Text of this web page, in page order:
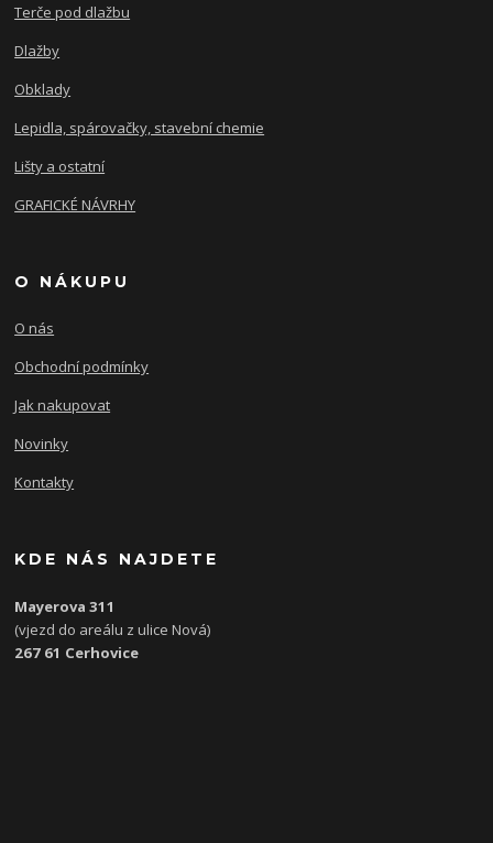
Terče pod dlažbu
Dlažby
Obklady
Lepidla, spárovačky, stavební chemie
Lišty a ostatní
GRAFICKÉ NÁVRHY
O NÁKUPU
O nás
Obchodní podmínky
Jak nakupovat
Novinky
Kontakty
KDE NÁS NAJDETE
Mayerova 311
(vjezd do areálu z ulice Nová)
267 61 Cerhovice